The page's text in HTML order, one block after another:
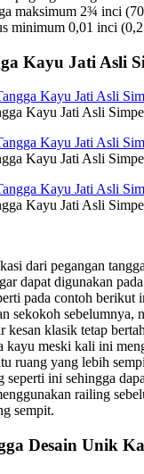
maksimum 2¾ inci
minimum 0,01 inci
Kayu Jati Asli
Kayu Jati Asli
Kayu Jati Asli
Kayu Jati Asli
dari pegangan
dapat digunakan
pada contoh berikut
sekokoh sebelumnya,
kesan klasik tetap
kayu meski kali ini
ruang yang lebih
seperti ini sehingga
railing
sempit.
Desain Unik